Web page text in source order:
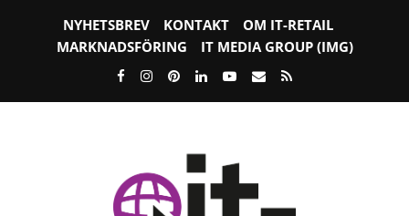
NYHETSBREV KONTAKT
OM IT-RETAIL
MARKNADSFÖRING
IT MEDIA GROUP (IMG)